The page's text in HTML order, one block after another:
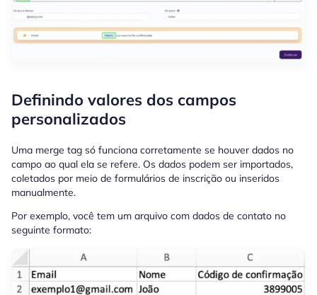
Definindo valores dos campos
personalizados
Uma merge tag só funciona corretamente se houver dados no
campo ao qual ela se refere. Os dados podem ser importados,
coletados por meio de formulários de inscrição ou inseridos
manualmente.
Por exemplo, você tem um arquivo com dados de contato no
seguinte formato: